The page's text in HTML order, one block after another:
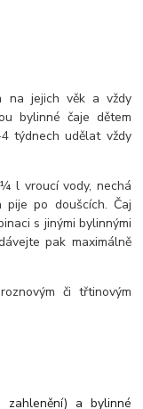
na jejich věk a vždy
bylinné čaje dětem
týdnech udělat vždy
l vroucí vody, nechá
po doušcích. Čaj
s jinými bylinnými
pak maximálně
či třtinovým
zahlenění) a bylinné